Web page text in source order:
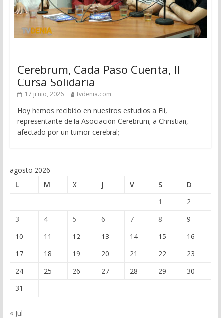
Cerebrum, Cada Paso Cuenta, II
Cursa Solidaria
17 junio, 2026 tvdenia.com
Hoy hemos recibido en nuestros estudios a Eli,
representante de la Asociación Cerebrum; a Christian,
afectado por un tumor cerebral;
agosto 2026
L
M X J V S
D
1
2
3
4 5 6 7 8
9
10
11 12 13 14 15
16
17
18 19 20 21 22
23
24
25 26 27 28 29
30
31
« Jul